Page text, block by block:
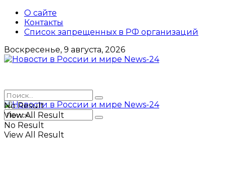
О сайте
Контакты
Список запрещенных в РФ организаций
Воскресенье, 9 августа, 2026
No Result
View All Result
No Result
View All Result